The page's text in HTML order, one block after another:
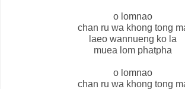
o lomnao
chan ru wa khong tong
laeo wannueng ko la
muea lom phatpha
o lomnao
chan ru wa khong tong